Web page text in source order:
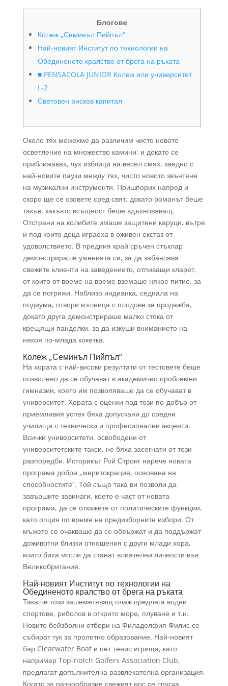
Блогове
Колеж „Семинъл Пийпъл“
Най-новият Институт по технологии на
Обединеното кралство от брега на ръката
■ PENSACOLA JUNIOR Колеж или университет
L-2
Световен рисков капитал
Около тях можехме да различим чисто новото
осветление на множество камини; и докато се
приближавах, чух изблици на весел смях, заедно с
най-новите паузи между тях, чисто новото звънтене
на музикални инструменти. Пришпорих напред и
скоро ще се озовете сред свят, докато романът беше
такъв, какъвто всъщност беше вдъхновяващ.
Отстрани на колибите имаше защитени каруци, вътре
и под които деца играеха в оживен екстаз от
удоволствието. В предния край сръчен стъклар
демонстрираше уменията си, за да забавлява
свежите клиенти на заведението, отпиващи кларет,
от които от време на време вземаше някое питие, за
да се погрижи. Наблизо индианка, седнала на
подиума, отвори кошница с плодове за продажба,
докато друга демонстрираше малко стока от
крещящи панделки, за да изкуши вниманието на
някоя по-млада кокетка.
Колеж „Семинъл Пийпъл“
На хората с най-високи резултати от тестовете беше
позволено да се обучават в академично проблемни
гимназии, което им позволяваше да се обучават в
университет. Хората с оценки под този по-добър от
приемливия успех бяха допускани до средни
училища с технически и професионални акценти.
Всички университети, освободени от
университетските такси, не бяха засегнати от тези
разпоредби. Историкът Рой Стронг нарече новата
програма добра „меритокрация, основана на
способностите“. Той също така ви позволи да
завършите завинаги, което е част от новата
програма, да се откажете от политическите функции,
като опция по време на предизборните избори. От
мъжете се очакваше да се обвържат и да поддържат
доживотни близки отношения с други млади хора,
които биха могли да станат влиятелни личности във
Великобритания.
Най-новият Институт по технологии на
Обединеното кралство от брега на ръката
Така че този зашеметяващ плаж предлага водни
спортове, риболов в открито море, плуване и т.н.
Новите бейзболни отбори на Филаделфия Филис се
събират тук за пролетно образование. Най-новият
бар Clearwater Boat и пет тенис игрища, като
например Top-notch Golfers Association Club,
предлагат допълнителна развлекателна организация.
Когато за разнообразие свежият нос се спуска